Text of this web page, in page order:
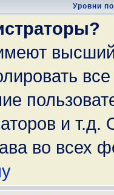
Уровни
и
во всех